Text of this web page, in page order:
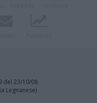
del 23/10/08
Legnanese)